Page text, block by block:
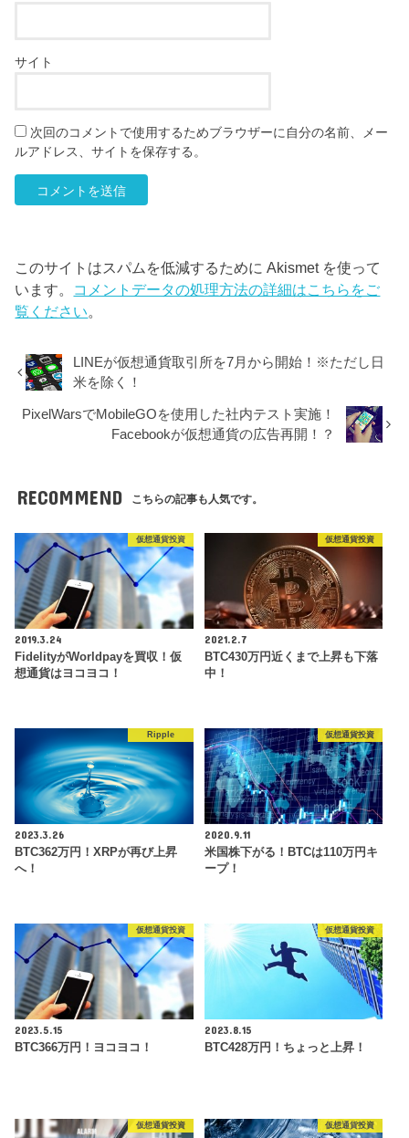
サイト
次回のコメントで使用するためブラウザーに自分の名前、メー
ルアドレス、サイトを保存する。
このサイトはスパムを低減するために Akismet を使って
います。 コメントデータの処理方法の詳細はこちらをご
覧ください
LINEが仮想通貨取引所を7月から開始！※ただし日
米を除く！
PixelWarsでMobileGOを使用した社内テスト実施！
Facebookが仮想通貨の広告再開！？
RECOMMEND こちらの記事も人気です。
仮想通貨投資
2019.3.24
FidelityがWorldpayを買収！仮
想通貨はヨコヨコ！
仮想通貨投資
2021.2.7
BTC430万円近くまで上昇も下落
中！
Ripple
2023.3.26
BTC362万円！XRPが再び上昇
へ！
仮想通貨投資
2020.9.11
米国株下がる！BTCは110万円キ
ープ！
仮想通貨投資
2023.5.15
BTC366万円！ヨコヨコ！
仮想通貨投資
2023.8.15
BTC428万円！ちょっと上昇！
仮想通貨投資 仮想通貨投資